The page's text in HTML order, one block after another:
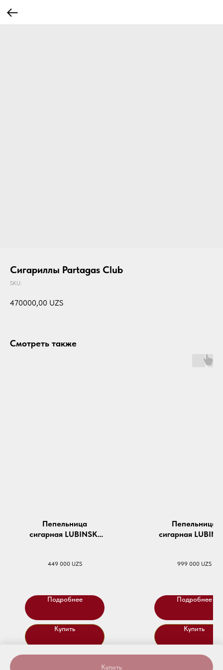
Сигариллы Partagas Club
SKU:
470000,00 UZS
Купить
Смотреть также
Пепельница
сигарная LUBINSKI
449 000 UZS
Подробнее
Купить
Пепельница
сигарная
999 000 UZS
Подробнее
Купить